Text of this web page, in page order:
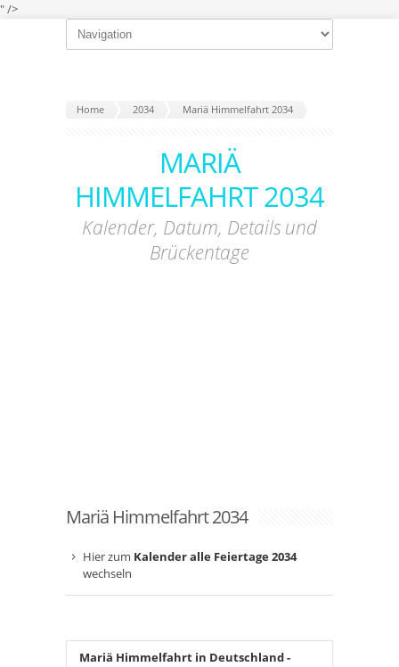
" />
Home 2034 Mariä Himmelfahrt 2034
MARIÄ
HIMMELFAHRT 2034
Kalender, Datum, Details und
Brückentage
Mariä Himmelfahrt 2034
Hier zum Kalender alle Feiertage 2034
wechseln
Mariä Himmelfahrt in Deutschland-